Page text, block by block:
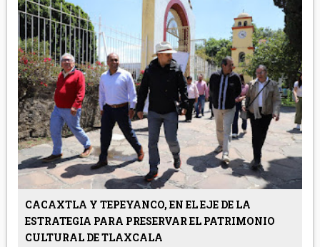
CACAXTLA Y TEPEYANCO, EN EL EJE DE LA
ESTRATEGIA PARA PRESERVAR EL PATRIMONIO
CULTURAL DE TLAXCALA